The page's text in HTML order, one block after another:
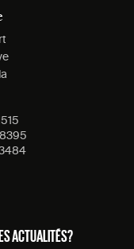
ACTUALITÉS?